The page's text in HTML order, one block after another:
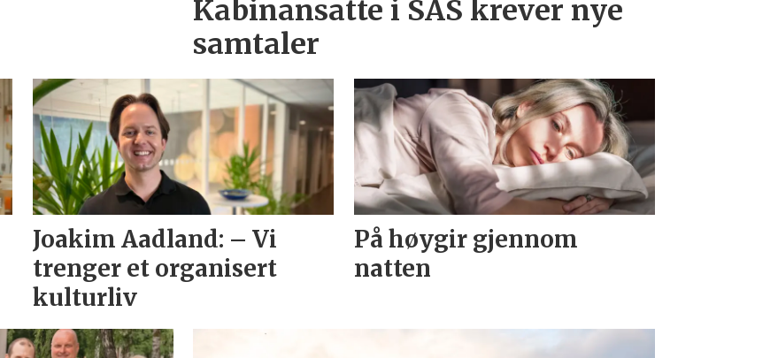
Kabinansatte i SAS krever nye
samtaler
Joakim Aadland: – Vi
trenger et organisert
kulturliv
På høygir gjennom
natten